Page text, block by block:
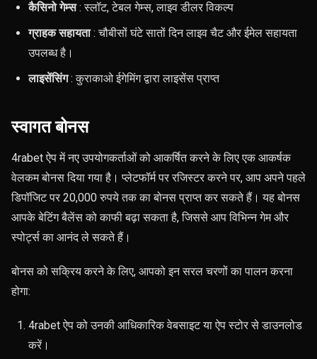
कैसिनो गेम्स: स्लॉट, टेबल गेम्स, लाइव डीलर विकल्प
ग्राहक सहायता: चौबीसों घंटे सातों दिन लाइव चैट और ईमेल सहायता
उपलब्ध है।
लाइसेंसिंग: कुराकाओ ईगेमिंग द्वारा लाइसेंस प्राप्त
स्वागत बोनस
4rabet ऐप में नए उपयोगकर्ताओं को आकर्षित करने के लिए एक आकर्षक
वेलकम बोनस दिया गया है। प्लेटफॉर्म पर रजिस्टर करने पर, आप अपने पहले
डिपॉजिट पर 20,000 रुपये तक का बोनस प्राप्त कर सकते हैं। यह बोनस
आपके बेटिंग बैलेंस को काफी बढ़ा सकता है, जिससे आप विभिन्न गेम और
स्पोर्ट्स का आनंद ले सकते हैं।
बोनस को सक्रिय करने के लिए, आपको इन सरल चरणों का पालन करना
होगा:
4rabet ऐप को उनकी आधिकारिक वेबसाइट या ऐप स्टोर से डाउनलोड
करें।